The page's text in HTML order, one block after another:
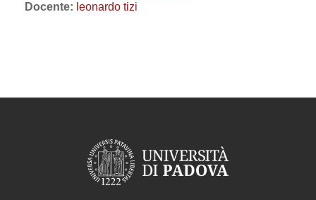
Docente: leonardo tizi